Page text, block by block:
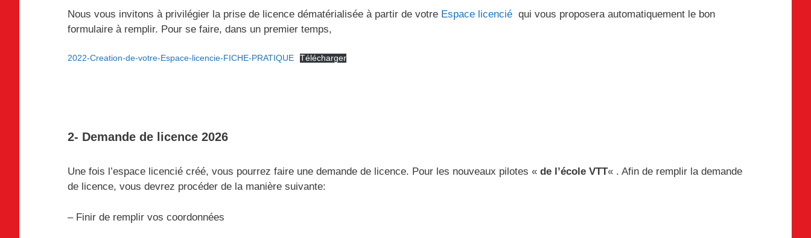
Nous vous invitons à privilégier la prise de licence dématérialisée à partir de votre Espace licencié qui vous proposera automatiquement le bon
formulaire à remplir. Pour se faire, dans un premier temps,
2022-Creation-de-votre-Espace-licencie-FICHE-PRATIQUE Télécharger
2- Demande de licence 2026
Une fois l’espace licencié créé, vous pourrez faire une demande de licence. Pour les nouveaux pilotes « de l’école VTT« . Afin de remplir la demande
de licence, vous devrez procéder de la manière suivante:
– Finir de remplir vos coordonnées